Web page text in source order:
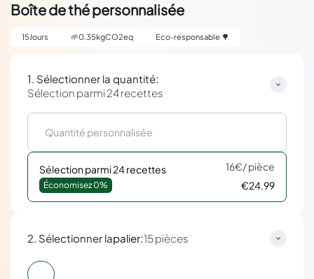
Boîte de thé personnalisée
15 Jours 🌱0.35kgCO2eq Eco-responsable 🌳
1. Sélectionner la quantité:
Sélection parmi 24 recettes
Sélection parmi 24 recettes 16€/ pièce
Économisez 0% €24.99
2. Sélectionner lapalier:15 pièces